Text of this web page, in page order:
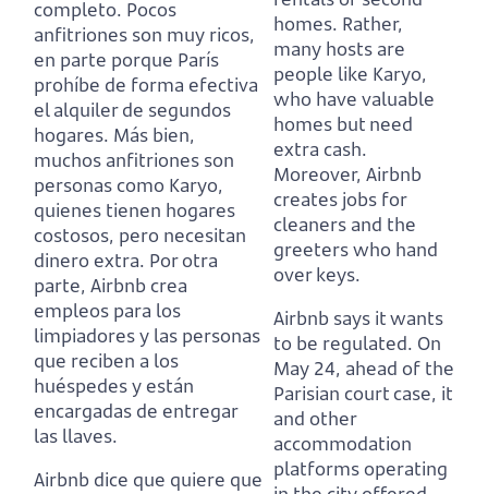
completo. Pocos
anfitriones son muy ricos,
en parte porque París
prohíbe de forma efectiva
el alquiler de segundos
hogares. Más bien,
muchos anfitriones son
personas como Karyo,
quienes tienen hogares
costosos, pero necesitan
dinero extra. Por otra
parte, Airbnb crea
empleos para los
limpiadores y las personas
que reciben a los
huéspedes y están
encargadas de entregar
las llaves.
Airbnb dice que quiere que
homes. Rather,
many hosts are
people like Karyo,
who have valuable
homes but need
extra cash.
Moreover, Airbnb
creates jobs for
cleaners and the
greeters who hand
over keys.
Airbnb says it wants
to be regulated. On
May 24, ahead of the
Parisian court case, it
and other
accommodation
platforms operating